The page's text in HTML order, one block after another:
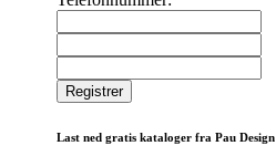
Last ned gratis kataloger fra Pau Design